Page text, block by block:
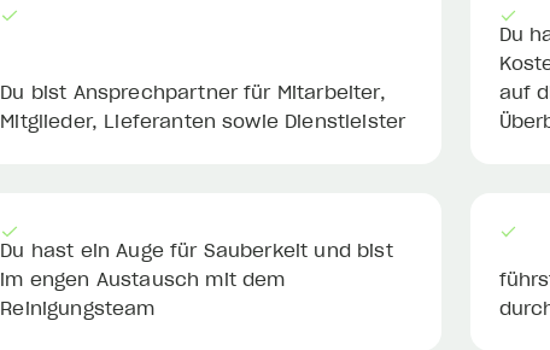
Du bist Ansprechpartner für Mitarbeiter,
Mitglieder, Lieferanten sowie Dienstleister
Du
auf
Du hast ein Auge für Sauberkeit und bist
im engen Austausch mit dem
Reinigungsteam